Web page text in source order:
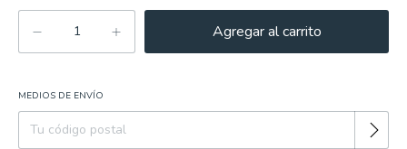
Entregas para el CP:
MEDIOS DE ENVÍO